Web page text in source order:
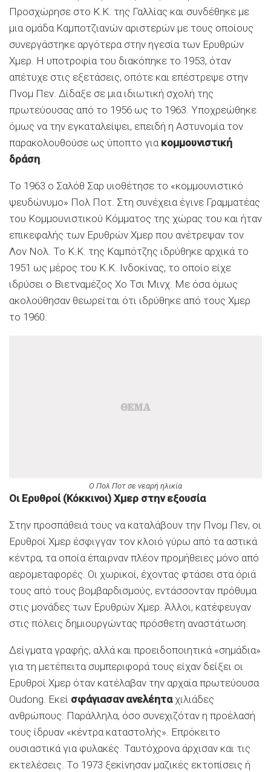
Προσχώρησε στο Κ.Κ. της Γαλλίας και συνδέθηκε με
μια ομάδα Καμποτζιανών αριστερών με τους οποίους
συνεργάστηκε αργότερα στην ηγεσία των Ερυθρών
Χμερ. Η υποτροφία του διακόπηκε το 1953, όταν
απέτυχε στις εξετάσεις, οπότε και επέστρεψε στην
Πνομ Πεν. Δίδαξε σε μια ιδιωτική σχολή της
πρωτεύουσας από το 1956 ως το 1963. Υποχρεώθηκε
όμως να την εγκαταλείψει, επειδή η Αστυνομία τον
παρακολουθούσε ως ύποπτο για κομμουνιστική
δράση.
Το 1963 ο Σαλόθ Σαρ υιοθέτησε το «κομμουνιστικό
ψευδώνυμο» Πολ Ποτ. Στη συνέχεια έγινε Γραμματέας
του Κομμουνιστικού Κόμματος της χώρας του και ήταν
επικεφαλής των Ερυθρών Χμερ που ανέτρεψαν τον
Λον Νολ. Το Κ.Κ. της Καμπότζης ιδρύθηκε αρχικά το
1951 ως μέρος του Κ.Κ. Ινδοκίνας, το οποίο είχε
ιδρύσει ο Βιετναμέζος Χο Τσι Μινχ. Με όσα όμως
ακολούθησαν θεωρείται ότι ιδρύθηκε από τους Χμερ
το 1960.
Ο Πολ Ποτ σε νεαρή ηλικία
Οι Ερυθροί (Κόκκινοι) Χμερ στην εξουσία
Στην προσπάθειά τους να καταλάβουν την Πνομ Πεν, οι
Ερυθροί Χμερ έσφιγγαν τον κλοιό γύρω από τα αστικά
κέντρα, τα οποία έπαιρναν πλέον προμήθειες μόνο από
αερομεταφορές. Οι χωρικοί, έχοντας φτάσει στα όριά
τους από τους βομβαρδισμούς, εντάσσονταν πρόθυμα
στις μονάδες των Ερυθρών Χμερ. Άλλοι, κατέφευγαν
στις πόλεις δημιουργώντας πρόσθετη αναστάτωση.
Δείγματα γραφής, αλλά και προειδοποιητικά «σημάδια»
για τη μετέπειτα συμπεριφορά τους είχαν δείξει οι
Ερυθροί Χμερ όταν κατέλαβαν την αρχαία πρωτεύουσα
Oudong. Εκεί σφάγιασαν ανελέηταχιλιάδες
ανθρώπους. Παράλληλα, όσο συνεχιζόταν η προέλασή
τους ίδρυαν «κέντρα καταστολής». Επρόκειτο
ουσιαστικά για φυλακές. Ταυτόχρονα άρχισαν και τις
εκτελέσεις. Το 1973 ξεκίνησαν μαζικές εκτοπίσεις ή